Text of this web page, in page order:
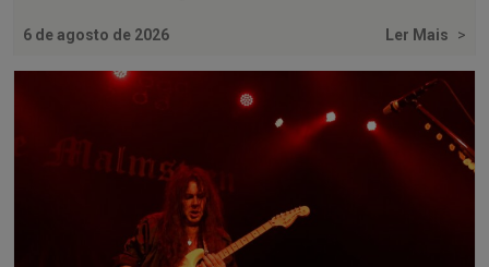
6 de agosto de 2026 Ler Mais >